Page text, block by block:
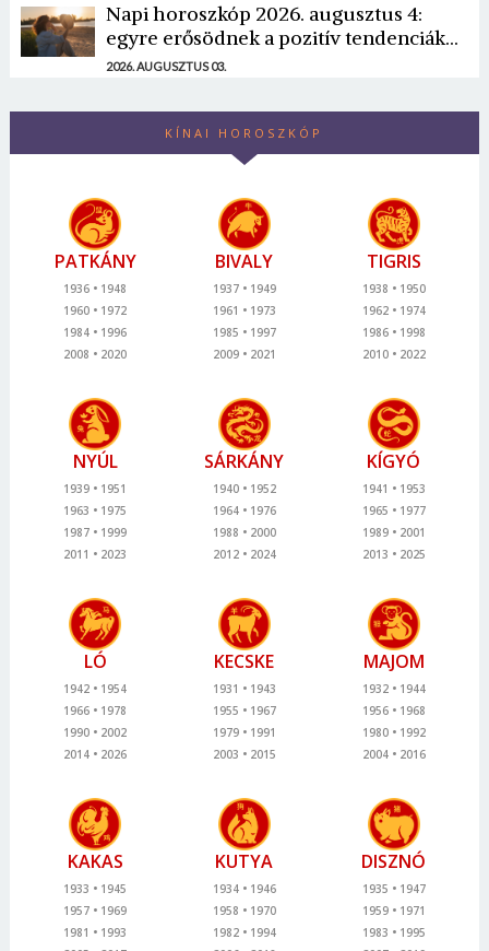
Napi horoszkóp 2026. augusztus 4:
egyre erősödnek a pozitív tendenciák...
2026. AUGUSZTUS 03.
KÍNAI HOROSZKÓP
PATKÁNY
1936
1948
1960
1972
1984
1996
2008
2020
BIVALY
1937
1949
1961
1973
1985
1997
2009
2021
TIGRIS
1938
1950
1962
1974
1986
1998
2010
2022
NYÚL
1939
1951
1963
1975
1987
1999
2011
2023
SÁRKÁNY
1940
1952
1964
1976
1988
2000
2012
2024
KÍGYÓ
1941
1953
1965
1977
1989
2001
2013
2025
LÓ
1942
1954
1966
1978
1990
2002
2014
2026
KECSKE
1931
1943
1955
1967
1979
1991
2003
2015
MAJOM
1932
1944
1956
1968
1980
1992
2004
2016
KAKAS
1933
1945
1957
1969
1981
1993
KUTYA
1934
1946
1958
1970
1982
1994
DISZNÓ
1935
1947
1959
1971
1983
1995